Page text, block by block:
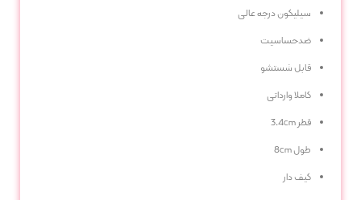
سیلیکون درجه عالی
ضدحساسیت
قابل شستشو
کاملا وارداتی
قطر 3.4cm
طول 8cm
کیف دار